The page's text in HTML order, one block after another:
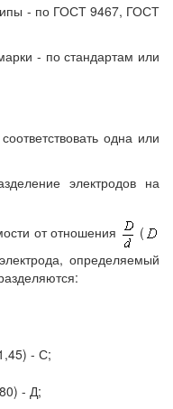
- по ГОСТ 9467, ГОСТ
- по стандартам или
одна или
электродов на
от отношения
(
определяемый
- С;
- Д;